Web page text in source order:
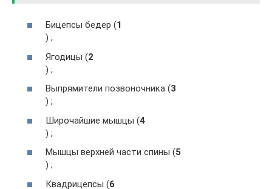
Бицепсы бедер (1
) ;
Ягодицы (2
) ;
Выпрямители позвоночника (3
) ;
Широчайшие мышцы (4
) ;
Мышцы верхней части спины (5
) ;
Квадрицепсы (6